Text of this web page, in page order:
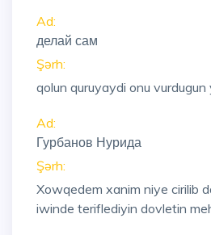
Ad:
делай сам
Şərh:
qolun quruyaydi onu vurdugun
Ad:
Гурбанов Нурида
Şərh:
Xowqedem xanim niye cirilib
iwinde teriflediyin dovletin